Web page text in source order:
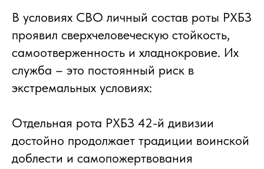
В условиях СВО личный состав роты РХБЗ
проявил сверхчеловеческую стойкость,
самоотверженность и хладнокровие. Их
служба – это постоянный риск в
экстремальных условиях:
Отдельная рота РХБЗ 42-й дивизии
достойно продолжает традиции воинской
доблести и самопожертвования